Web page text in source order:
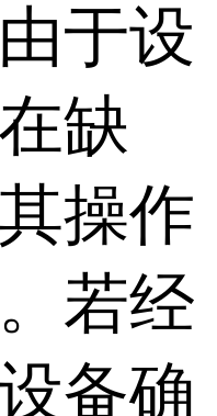
于设
缺
操作
若经
备确